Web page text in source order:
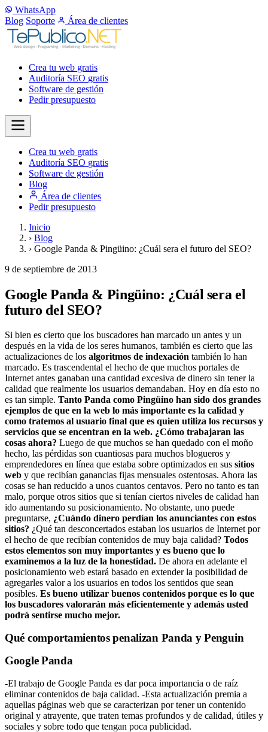
WhatsApp
Blog Soporte Área de clientes
Crea tu web gratis
Auditoría SEO gratis
Software de gestión
Pedir presupuesto
Crea tu web gratis
Auditoría SEO gratis
Software de gestión
Blog
Área de clientes
Pedir presupuesto
Inicio
› Blog
› Google Panda & Pingüino: ¿Cuál sera el futuro del SEO?
9 de septiembre de 2013
Google Panda & Pingüino: ¿Cuál sera el
futuro del SEO?
Si bien es cierto que los buscadores han marcado un antes y un
después en la vida de los seres humanos, también es cierto que las
actualizaciones de los algoritmos de indexación también lo han
marcado. Es trascendental el hecho de que muchos portales de
Internet antes ganaban una cantidad excesiva de dinero sin tener la
calidad que realmente los usuarios demandaban. Hoy en día esto no
es tan simple. Tanto Panda como Pingüino han sido dos grandes
ejemplos de que en la web lo más importante es la calidad y
como tratemos al usuario final que es quien utiliza los recursos y
servicios que se encentran en la web. ¿Cómo trabajaran las
cosas ahora? Luego de que muchos se han quedado con el moño
hecho, las pérdidas son cuantiosas para muchos blogueros y
emprendedores en línea que estaba sobre optimizados en sus sitios
web y que recibían ganancias fijas mensuales ostentosas. Ahora las
cosas se han reducido a unos cuantos centavos. Pero no tanto es tan
malo, porque otros sitios que si tenían ciertos niveles de calidad han
ido aumentando su posicionamiento. No obstante, uno puede
preguntarse, ¿Cuándo dinero perdían los anunciantes con estos
sitios? ¿Qué tan desconcertados estaban los usuarios de Internet por
el hecho de que recibían contenidos de muy baja calidad? Todos
estos elementos son muy importantes y es bueno que lo
examinemos a la luz de la honestidad. De ahora en adelante el
posicionamiento web estará basado en extender la posibilidad de
agregarles valor a los usuarios en todos los sentidos que sean
posibles. Es bueno utilizar buenos contenidos porque es lo que
los buscadores valorarán más eficientemente y además usted
podrá sentirse mucho mejor.
Qué comportamientos penalizan Panda y Penguin
Google Panda
-El trabajo de Google Panda es dar poca importancia o de raíz
eliminar contenidos de baja calidad. -Esta actualización premia a
aquellas páginas web que se caracterizan por tener un contenido
original y atrayente, que traten temas profundos y de calidad, útiles y
sociales y sobre todo que tengan poca publicidad.